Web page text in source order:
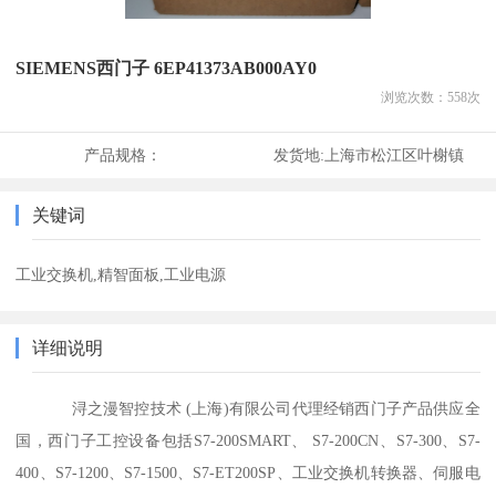
SIEMENS西门子 6EP41373AB000AY0
浏览次数： 558次
产品规格： 发货地: 上海市松江区叶榭镇
关键词
工业交换机,精智面板,工业电源
详细说明
浔之漫智控技术 (上海)有限公司代理经销西门子产品供应全
国，西门子工控设备包括S7-200SMART、 S7-200CN、S7-300、S7-
400、S7-1200、S7-1500、S7-ET200SP、工业交换机转换器、伺服电